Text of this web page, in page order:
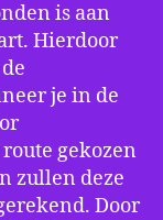
is aan
Hierdoor
je in de
gekozen
zullen deze
Door